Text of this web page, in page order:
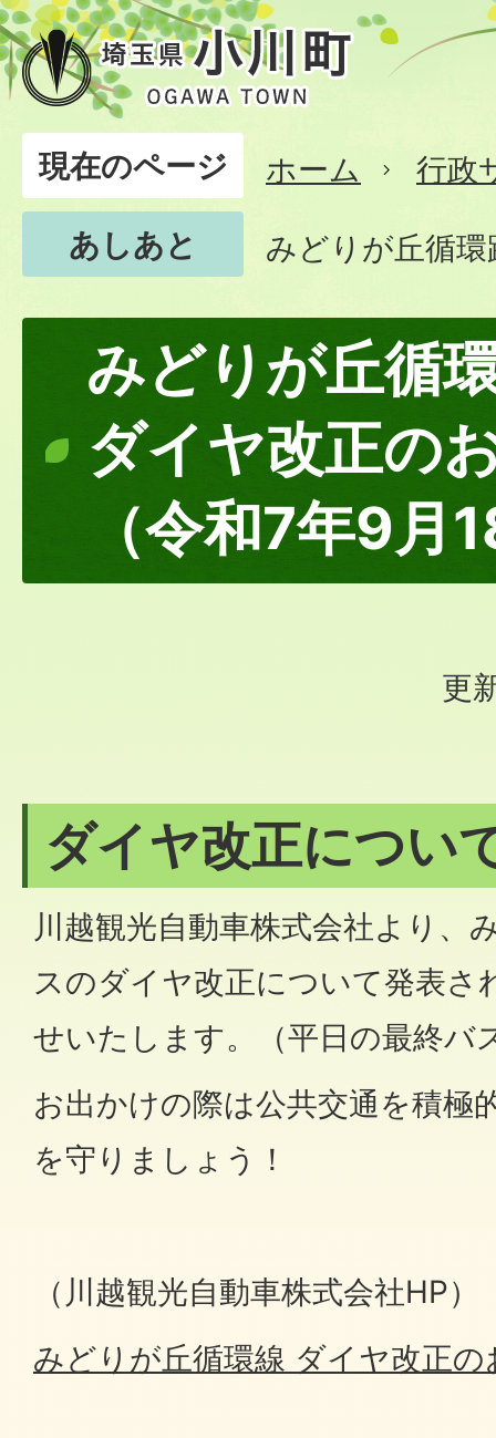
現在のページ ホーム
行政
あしあと
みどりが丘循
みどりが丘循
ダイヤ改正の
（令和7年9月
更
ダイヤ改正につい
川越観光自動車株式会社より、
スのダイヤ改正について発表さ
せいたします。（平日の最終バ
お出かけの際は公共交通を積極
を守りましょう！
（川越観光自動車株式会社HP）
みどりが丘循環線 ダイヤ改正の